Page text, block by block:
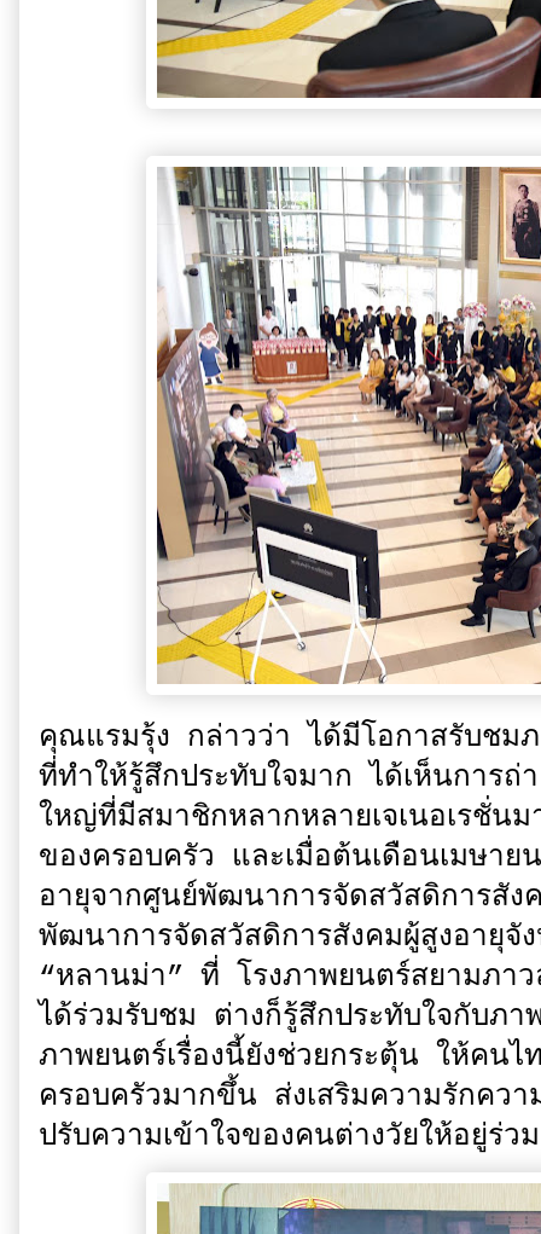
คุณแรมรุ้ง กล่าวว่า ได้มีโอกาสรับชม
ที่ทำให้รู้สึกประทับใจมาก ได้เห็นการถ่
ใหญ่ที่มีสมาชิกหลากหลายเจเนอเรชั่น
ของครอบครัว และเมื่อต้นเดือนเมษา
อายุจากศูนย์พัฒนาการจัดสวัสดิการสั
พัฒนาการจัดสวัสดิการสังคมผู้สูงอายุ
“หลานม่า” ที่ โรงภาพยนตร์สยามภ
ได้ร่วมรับชม ต่างก็รู้สึกประทับใจกับภา
ภาพยนตร์เรื่องนี้ยังช่วยกระตุ้น ให้คน
ครอบครัวมากขึ้น ส่งเสริมความรักคว
ปรับความเข้าใจของคนต่างวัยให้อยู่ร่